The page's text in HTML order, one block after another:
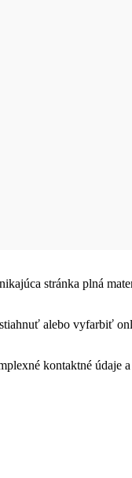
stránka plná
alebo vyfarbiť
kontaktné